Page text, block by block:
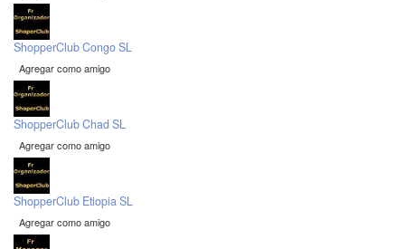
ShopperClub Congo SL
Agregar como amigo
ShopperClub Chad SL
Agregar como amigo
ShopperClub Etiopia SL
Agregar como amigo